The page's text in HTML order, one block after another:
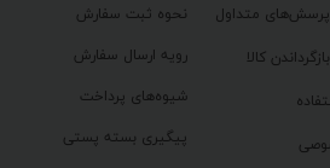
نحوه ثبت سفارش
رویه ارسال سفارش
شیوه‌های پرداخت
پیگیری بسته پستی
متداول
کالا